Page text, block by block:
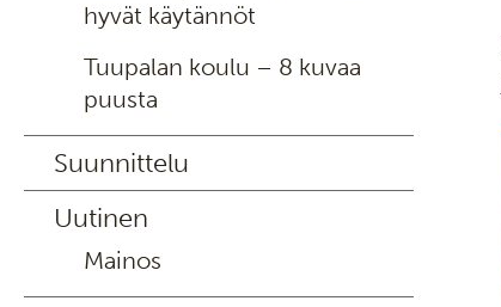
hyvät käytännöt
Tuupalan koulu – 8 kuvaa
puusta
Suunnittelu
Uutinen
Mainos